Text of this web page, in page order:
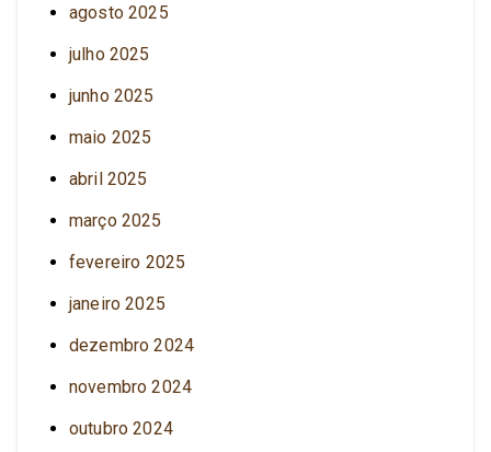
agosto 2025
julho 2025
junho 2025
maio 2025
abril 2025
março 2025
fevereiro 2025
janeiro 2025
dezembro 2024
novembro 2024
outubro 2024